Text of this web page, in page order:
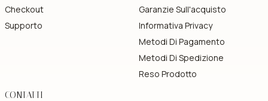
Checkout
Supporto
Garanzie Sull'acquisto
Informativa Privacy
Metodi Di Pagamento
Metodi Di Spedizione
Reso Prodotto
CONTATTI